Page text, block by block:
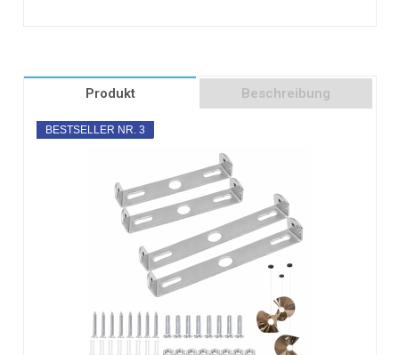
Produkt Beschreibung
BESTSELLER NR. 3